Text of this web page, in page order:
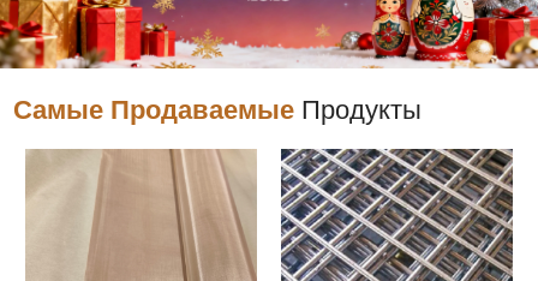
Самые Продаваемые Продукты